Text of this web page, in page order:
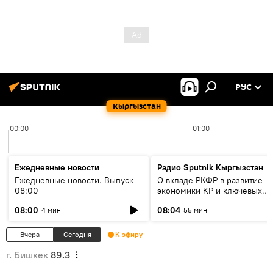
Кыргызстан
РУС
00:00 01:00
Ежедневные новости
Ежедневные новости. Выпуск
08:00
08:00 4 мин
Радио Sputnik Кыргызстан
О вкладе РКФР в развитие
экономики КР и ключевых
08:04 55 мин
Вчера Сегодня К эфиру
г. Бишкек 89.3